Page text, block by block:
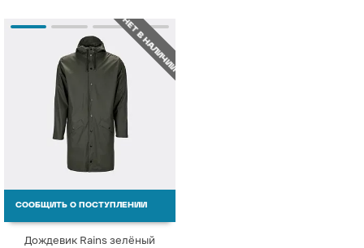
НЕТ В НАЛИЧИИ
СООБЩИТЬ О ПОСТУПЛЕНИИ
Дождевик Rains зелёный